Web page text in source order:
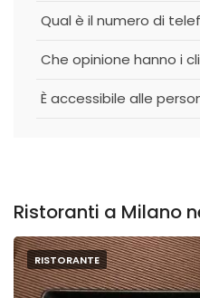
Qual è il numero di
Che opinione hanno i
È accessibile alle
Ristoranti a Milano
RISTORANTE